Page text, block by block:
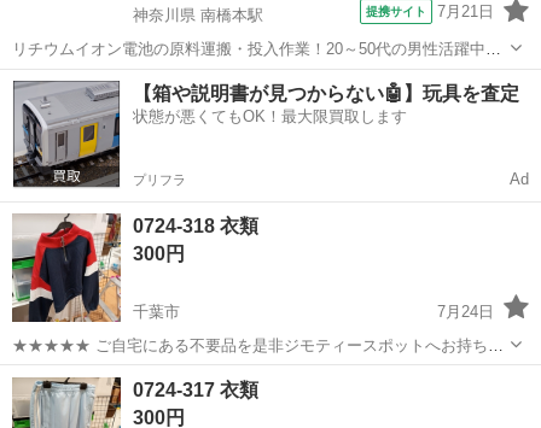
神奈川県 南橋本駅
提携サイト 7月21日
リチウムイオン電池の原料運搬・投入作業！20～50代の男性活躍中★
ワンルーム寮完備！赴任旅費会社負担！年間休日130日★フォークリフ
ト免許お持ちの方、活躍中！就業先食堂利用可★《神奈川県相模原
市》 人気の工場のお仕事 ◇電...
神奈川 相模原市 南橋本駅 その他
【箱や説明書が見つからない🤖】玩具を査定
状態が悪くてもOK！最大限買取します
プリフラ Ad
0724-318 衣類
300円
千葉市
7月24日
★★★★★ ご自宅にある不要品を是非ジモティースポットへお持ち込
みしませんか？ 家電、趣味・スポーツ・レジャー用品、こども用品、
衣料服飾品、生活雑貨、家具、本、CD・DVDなどが無料でまとめて持
ち込めます！ ※詳細はこ...
千葉 千葉市 ジーンズ/デニム
0724-317 衣類
300円